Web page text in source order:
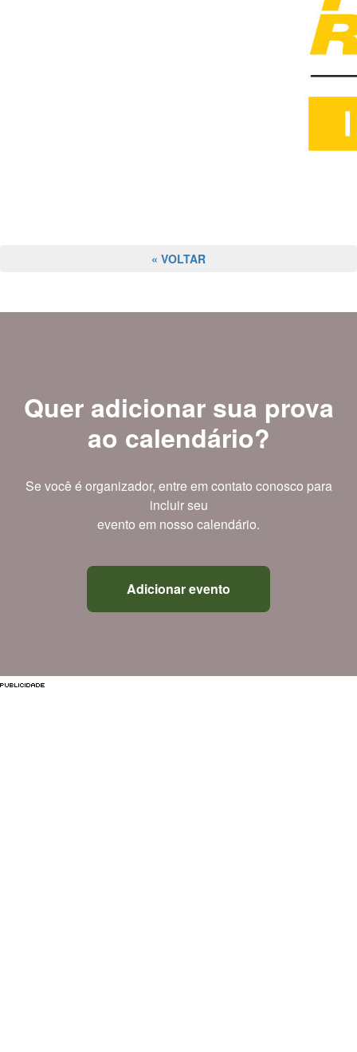
« VOLTAR
Quer adicionar sua prova
ao calendário?
Se você é organizador, entre em contato conosco para
incluir seu
evento em nosso calendário.
Adicionar evento